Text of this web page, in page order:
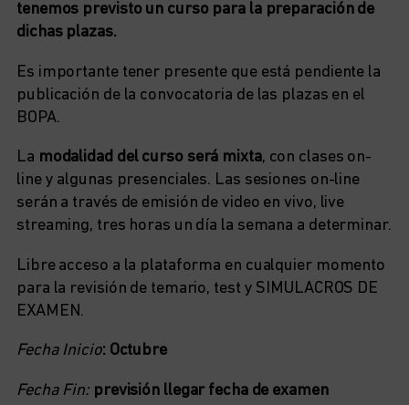
tenemos previsto un curso para la preparación de
dichas plazas.
Es importante tener presente que está pendiente la
publicación de la convocatoria de las plazas en el
BOPA.
La modalidad del curso será mixta, con clases on-
line y algunas presenciales. Las sesiones on-line
serán a través de emisión de video en vivo, live
streaming, tres horas un día la semana a determinar.
Libre acceso a la plataforma en cualquier momento
para la revisión de temario, test y SIMULACROS DE
EXAMEN.
Fecha Inicio: Octubre
Fecha Fin: previsión llegar fecha de examen